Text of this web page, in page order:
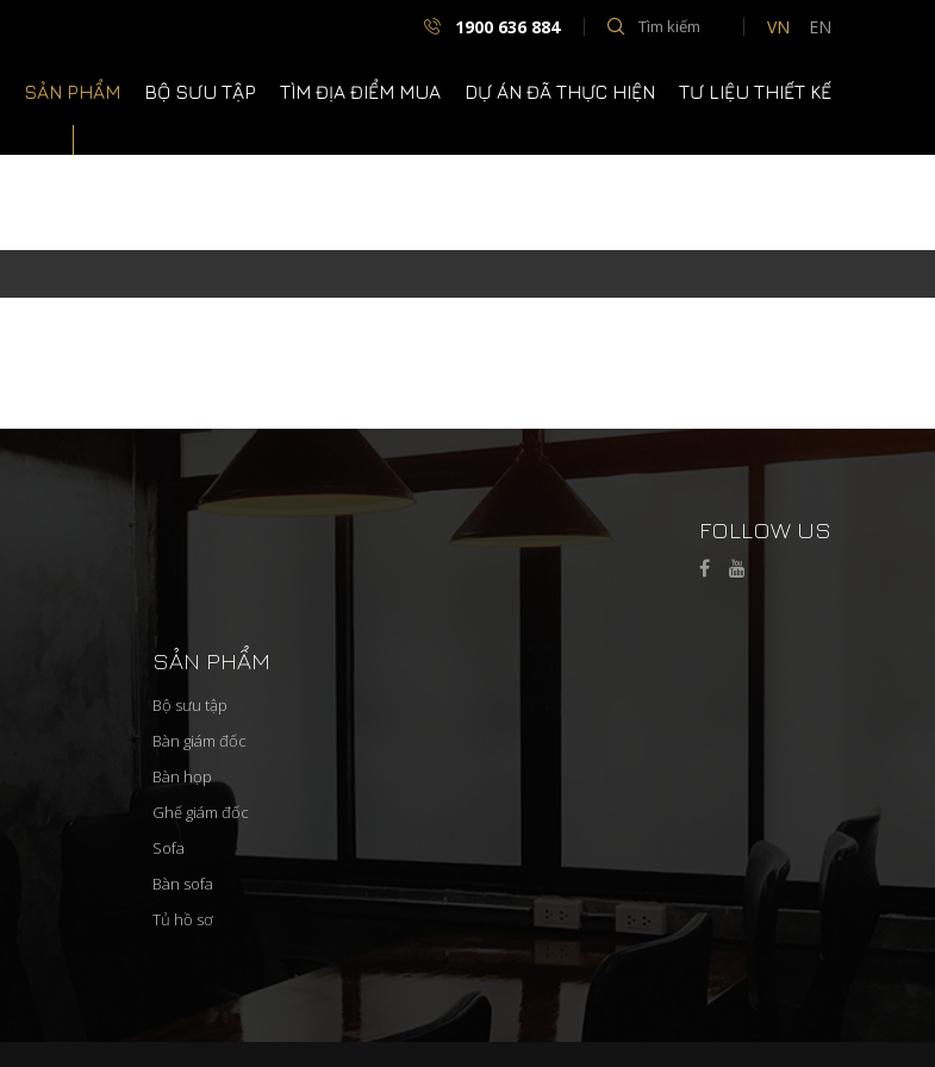
1900 636 884 VN EN
SẢN PHẨM BỘ SƯU TẬP TÌM ĐỊA ĐIỂM MUA DỰ ÁN ĐÃ THỰC HIỆN TƯ LIỆU THIẾT KẾ
FOLLOW US
SẢN PHẨM
Bộ sưu tập
Bàn giám đốc
Bàn họp
Ghế giám đốc
Sofa
Bàn sofa
Tủ hồ sơ